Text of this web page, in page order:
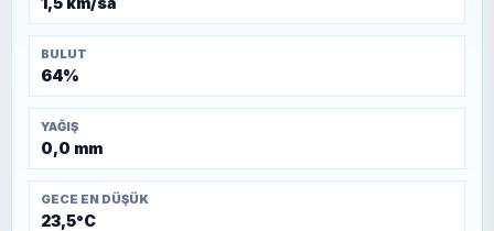
BULUT
64%
YAĞIŞ
0,0 mm
GECE EN DÜŞÜK
23,5°C